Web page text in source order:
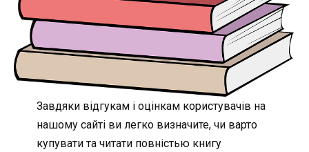
Завдяки відгукам і оцінкам користувачів на
нашому сайті ви легко визначите, чи варто
купувати та читати повністью книгу